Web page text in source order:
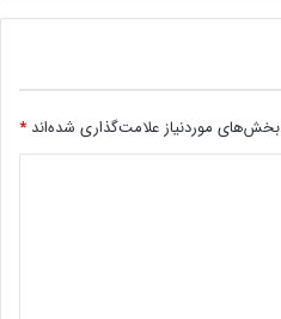
بخش‌های موردنیاز علامت‌گذاری شده‌اند *